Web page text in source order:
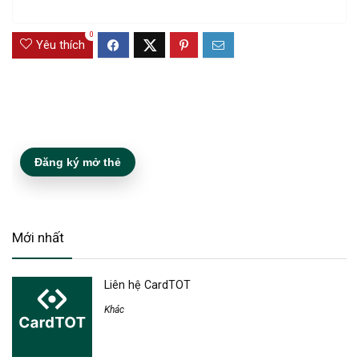
Yêu thích
0
Đăng ký mở thẻ
Mới nhất
Liên hệ CardTOT
Khác